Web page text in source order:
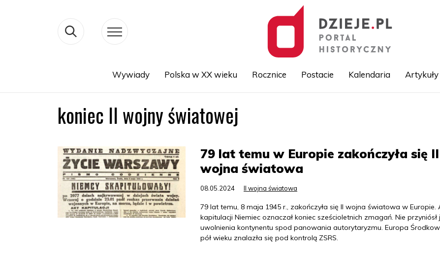
Wywiady Polska w XX wieku Rocznice Postacie Kalendaria Artykuły
koniec II wojny światowej
79 lat temu w Europie zakończyła się II
wojna światowa
08.05.2024 II wojna światowa
79 lat temu, 8 maja 1945 r., zakończyła się II wojna światowa w Europie.
kapitulacji Niemiec oznaczał koniec sześcioletnich zmagań. Nie przyniósł
uwolnienia kontynentu spod panowania autorytaryzmu. Europa
pół wieku znalazła się pod kontrolą ZSRS.